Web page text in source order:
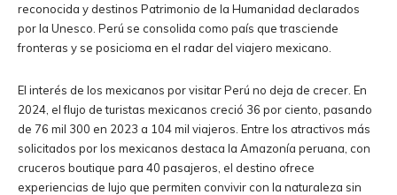
reconocida y destinos Patrimonio de la Humanidad declarados
por la Unesco. Perú se consolida como país que trasciende
fronteras y se posicioma en el radar del viajero mexicano.
El interés de los mexicanos por visitar Perú no deja de crecer. En
2024, el flujo de turistas mexicanos creció 36 por ciento, pasando
de 76 mil 300 en 2023 a 104 mil viajeros. Entre los atractivos más
solicitados por los mexicanos destaca la Amazonía peruana, con
cruceros boutique para 40 pasajeros, el destino ofrece
experiencias de lujo que permiten convivir con la naturaleza sin